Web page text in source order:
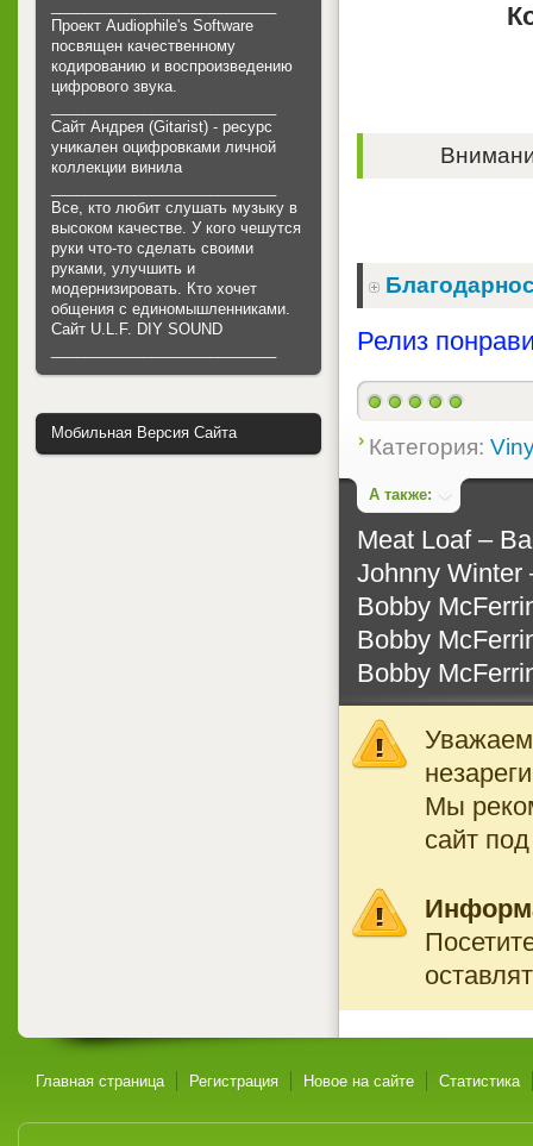
Релиз
Категория:
А также:
Meat Loaf ‎–
Johnny Winter
Bobby
Bobby
Bobby
Мы
сайт
Проект Audiophile's Software
посвящен качественному
кодированию и воспроизведению
цифрового звука.
Сайт Андрея (Gitarist) - ресурс
уникален оцифровками личной
коллекции винила
Все, кто любит слушать музыку в
высоком качестве. У кого чешутся
руки что-то сделать своими
руками, улучшить и
модернизировать. Кто хочет
общения с единомышленниками.
Cайт U.L.F. DIY SOUND
Мобильная Версия Сайта
Главная страница Регистрация Новое на сайте Статистика